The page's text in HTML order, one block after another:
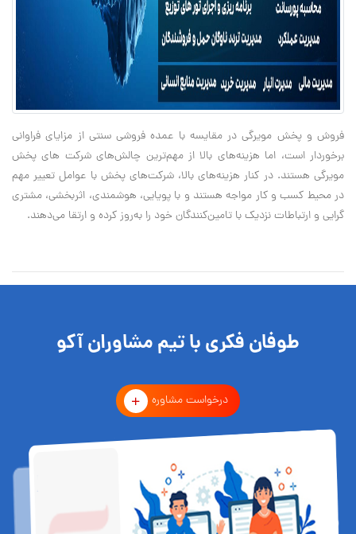
فروش و پخش مویرگی در مقایسه با عمده فروشی سنتی از مزایای فراوانی
برخوردار است، اما هزینه‌های بالا از مهم‌ترین چالش‌های شرکت های پخش
مویرگی هستند. در کنار هزینه‌های بالا، شرکت‌های پخش با عوامل تعییر مهم
در محیط کسب و کار مواجه هستند و با پویایی، هوشمندی، اثربخشی، مشتری
گرایی و ارتباطات نزدیک با تامین‌کنندگان خود را به‌روز کرده و ارتقا می‌دهند.
طوفان فکری با تیم مشاوران آکو
درخواست مشاوره